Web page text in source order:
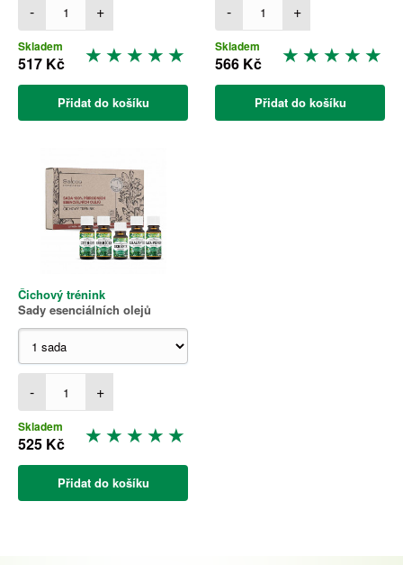
- +
Skladem
517 Kč
Přidat do košíku
- +
Skladem
566 Kč
Přidat do košíku
Čichový trénink
Sady esenciálních olejů
- +
Skladem
525 Kč
Přidat do košíku